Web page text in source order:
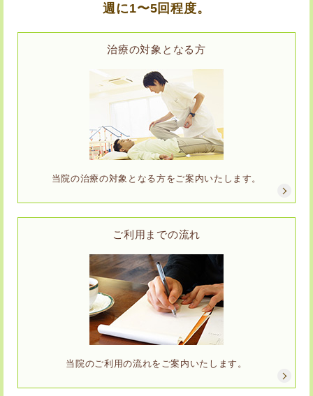
週に1〜5回程度。
治療の対象となる方
当院の治療の対象となる方をご案内いたします。
ご利用までの流れ
当院のご利用の流れをご案内いたします。